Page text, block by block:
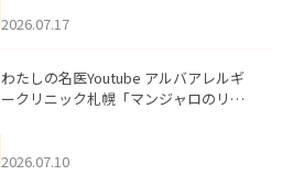
した。
2026.07.17
わたしの名医Youtube アルバアレルギ
ークリニック札幌「マンジャロのリア
た。
2026.07.10